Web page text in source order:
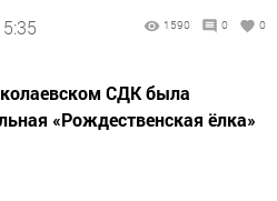
1590 0 0
СДК была
«Рождественская ёлка»